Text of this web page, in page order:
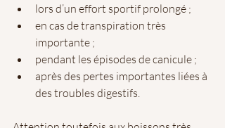
lors d’un effort sportif prolongé ;
en cas de transpiration très
importante ;
pendant les épisodes de canicule ;
après des pertes importantes liées à
des troubles digestifs.